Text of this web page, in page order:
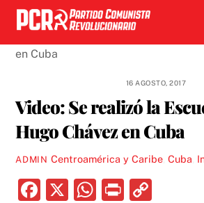
Skip
content
16 AGOSTO, 2017
Video: Se realizó la
Hugo Chávez en Cuba
ADMIN Centroamérica y Caribe, Cuba
F
X
W P